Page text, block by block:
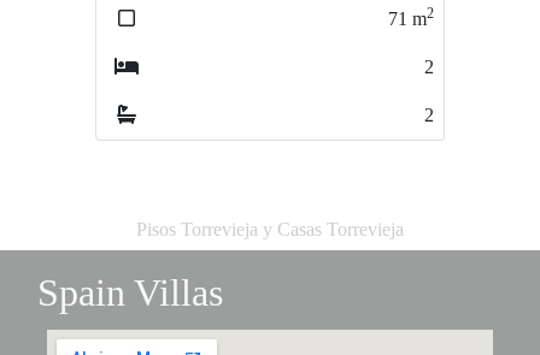
64
Pisos Torrevieja y Casas Torrevieja
Spain Villas